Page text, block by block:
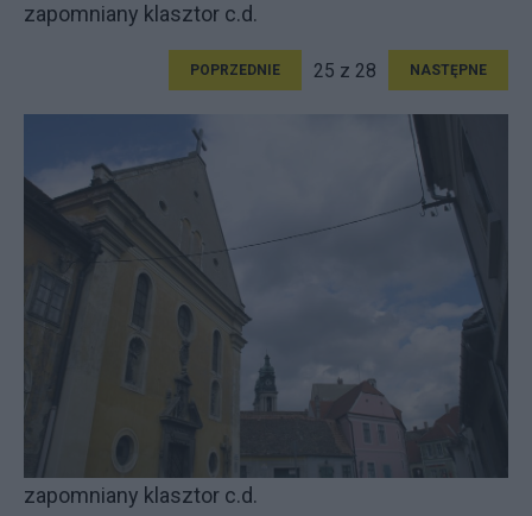
zapomniany klasztor c.d.
POPRZEDNIE 25 z 28 NASTĘPNE
zapomniany klasztor c.d.